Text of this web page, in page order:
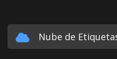
Nube de